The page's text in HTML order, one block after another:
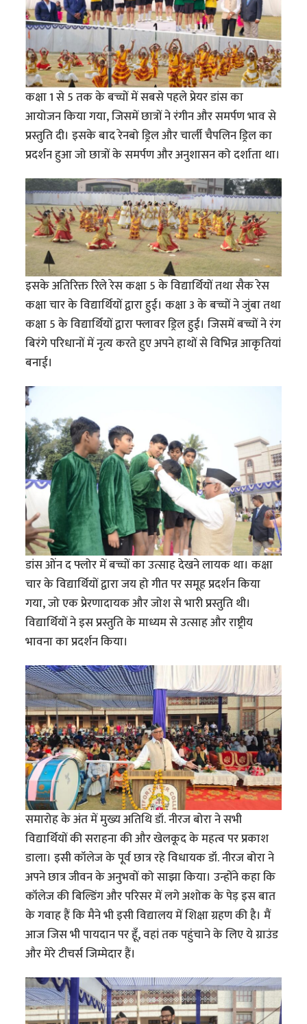
कक्षा 1 से 5 तक के बच्चों में सबसे पहले प्रेयर डांस का
आयोजन किया गया, जिसमें छात्रों ने रंगीन और समर्पण भाव से
प्रस्तुति दी। इसके बाद रेनबो ड्रिल और चार्ली चैपलिन ड्रिल का
प्रदर्शन हुआ जो छात्रों के समर्पण और अनुशासन को दर्शाता था।
इसके अतिरिक्त रिले रेस कक्षा 5 के विद्यार्थियों तथा सैक रेस
कक्षा चार के विद्यार्थियों द्वारा हुई। कक्षा 3 के बच्चों ने जुंबा तथा
कक्षा 5 के विद्यार्थियों द्वारा फ्लावर ड्रिल हुई। जिसमें बच्चों ने रंग
बिरंगे परिधानों में नृत्य करते हुए अपने हाथों से विभिन्न आकृतियां
बनाई।
डांस ओंन द फ्लोर में बच्चों का उत्साह देखने लायक था। कक्षा
चार के विद्यार्थियों द्वारा जय हो गीत पर समूह प्रदर्शन किया
गया, जो एक प्रेरणादायक और जोश से भारी प्रस्तुति थी।
विद्यार्थियों ने इस प्रस्तुति के माध्यम से उत्साह और राष्ट्रीय
भावना का प्रदर्शन किया।
समारोह के अंत में मुख्य अतिथि डॉ. नीरज बोरा ने सभी
विद्यार्थियों की सराहना की और खेलकूद के महत्व पर प्रकाश
डाला। इसी कॉलेज के पूर्व छात्र रहे विधायक डॉ. नीरज बोरा ने
अपने छात्र जीवन के अनुभवों को साझा किया। उन्होंने कहा कि
कॉलेज की बिल्डिंग और परिसर में लगे अशोक के पेड़ इस बात
के गवाह हैं कि मैने भी इसी विद्यालय में शिक्षा ग्रहण की है। मैं
आज जिस भी पायदान पर हूँ, वहां तक पहुंचाने के लिए ये ग्राउंड
और मेरे टीचर्स जिम्मेदार हैं।